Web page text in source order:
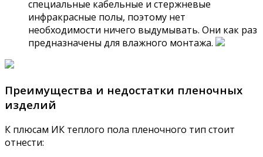
специальные кабельные и стержневые
инфракрасные полы, поэтому нет
необходимости ничего выдумывать. Они как раз
предназначены для влажного монтажа.
Преимущества и недостатки пленочных
изделий
К плюсам ИК теплого пола пленочного тип стоит
отнести: